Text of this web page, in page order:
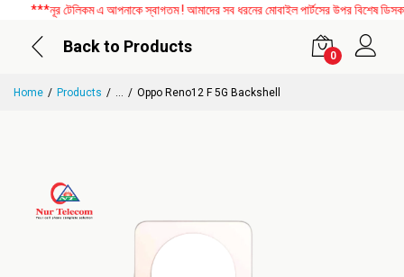
***নূর টেলিকম এ আপনাকে স্বাগতম ! আমাদের সব ধরনের মোবাইল পার্টসের উপর বিশেষ
Back to Products
0
Home Products ... Oppo Reno12 F 5G Backshell